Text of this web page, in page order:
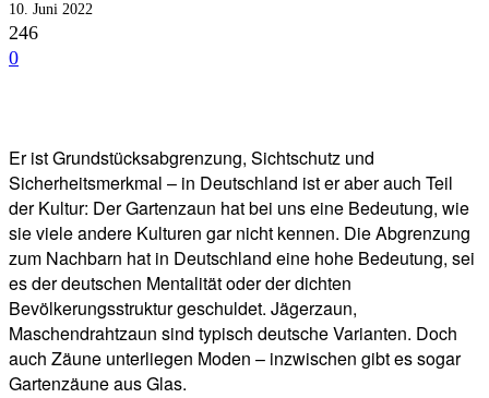
10. Juni 2022
246
0
Er ist Grundstücksabgrenzung, Sichtschutz und
Sicherheitsmerkmal – in Deutschland ist er aber auch Teil
der Kultur: Der Gartenzaun hat bei uns eine Bedeutung, wie
sie viele andere Kulturen gar nicht kennen. Die Abgrenzung
zum Nachbarn hat in Deutschland eine hohe Bedeutung, sei
es der deutschen Mentalität oder der dichten
Bevölkerungsstruktur geschuldet. Jägerzaun,
Maschendrahtzaun sind typisch deutsche Varianten. Doch
auch Zäune unterliegen Moden – inzwischen gibt es sogar
Gartenzäune aus Glas.